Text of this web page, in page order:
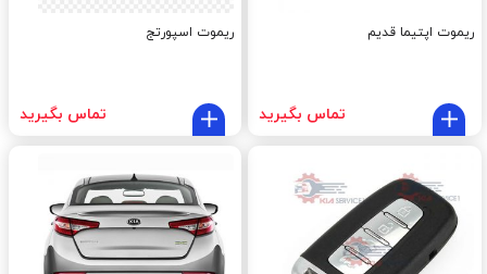
ریموت اپتیما قدیم
تماس بگیرید
ریموت اسپورتج
تماس بگیرید